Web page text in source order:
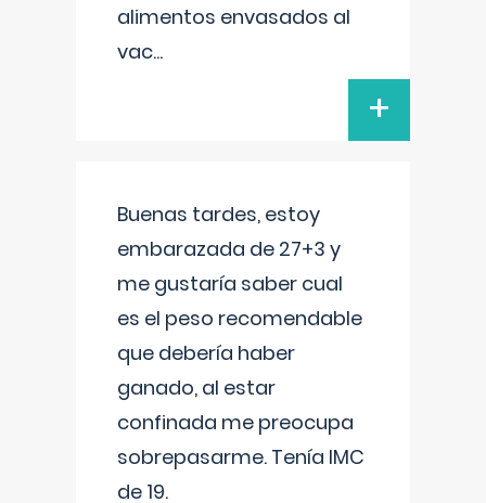
alimentos envasados al
vac...
+
Buenas tardes, estoy
embarazada de 27+3 y
me gustaría saber cual
es el peso recomendable
que debería haber
ganado, al estar
confinada me preocupa
sobrepasarme. Tenía IMC
de 19.